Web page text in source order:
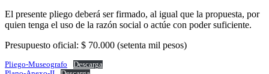
El presente pliego deberá ser firmado, al igual que la propuesta, por
quien tenga el uso de la razón social o actúe con poder suficiente.
Presupuesto oficial: $ 70.000 (setenta mil pesos)
Pliego-Museografo
Descarga